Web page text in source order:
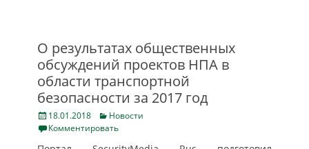
О результатах общественных
обсуждений проектов НПА в
области транспортной
безопасности за 2017 год
Posted
on
18.01.2018 Categories
Новости
Комментировать